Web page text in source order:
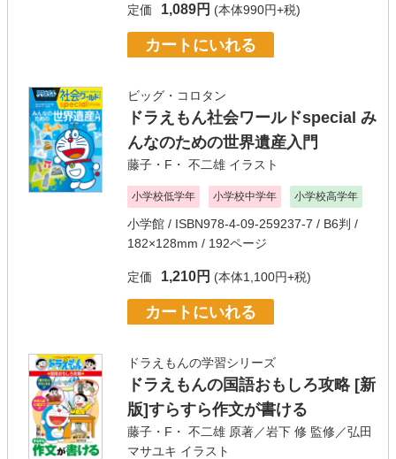
定価 1,089円 (本体990円+税)
カートにいれる
ビッグ・コロタン
ドラえもん社会ワールドspecial み
んなのための世界遺産入門
藤子・F・ 不二雄 イラスト
小学校低学年 小学校中学年 小学校高学年
小学館 / ISBN978-4-09-259237-7 / B6判 /
182×128mm / 192ページ
定価 1,210円 (本体1,100円+税)
カートにいれる
ドラえもんの学習シリーズ
ドラえもんの国語おもしろ攻略 [新
版]すらすら作文が書ける
藤子・F・ 不二雄 原著／岩下 修 監修／弘田
マサユキ イラスト